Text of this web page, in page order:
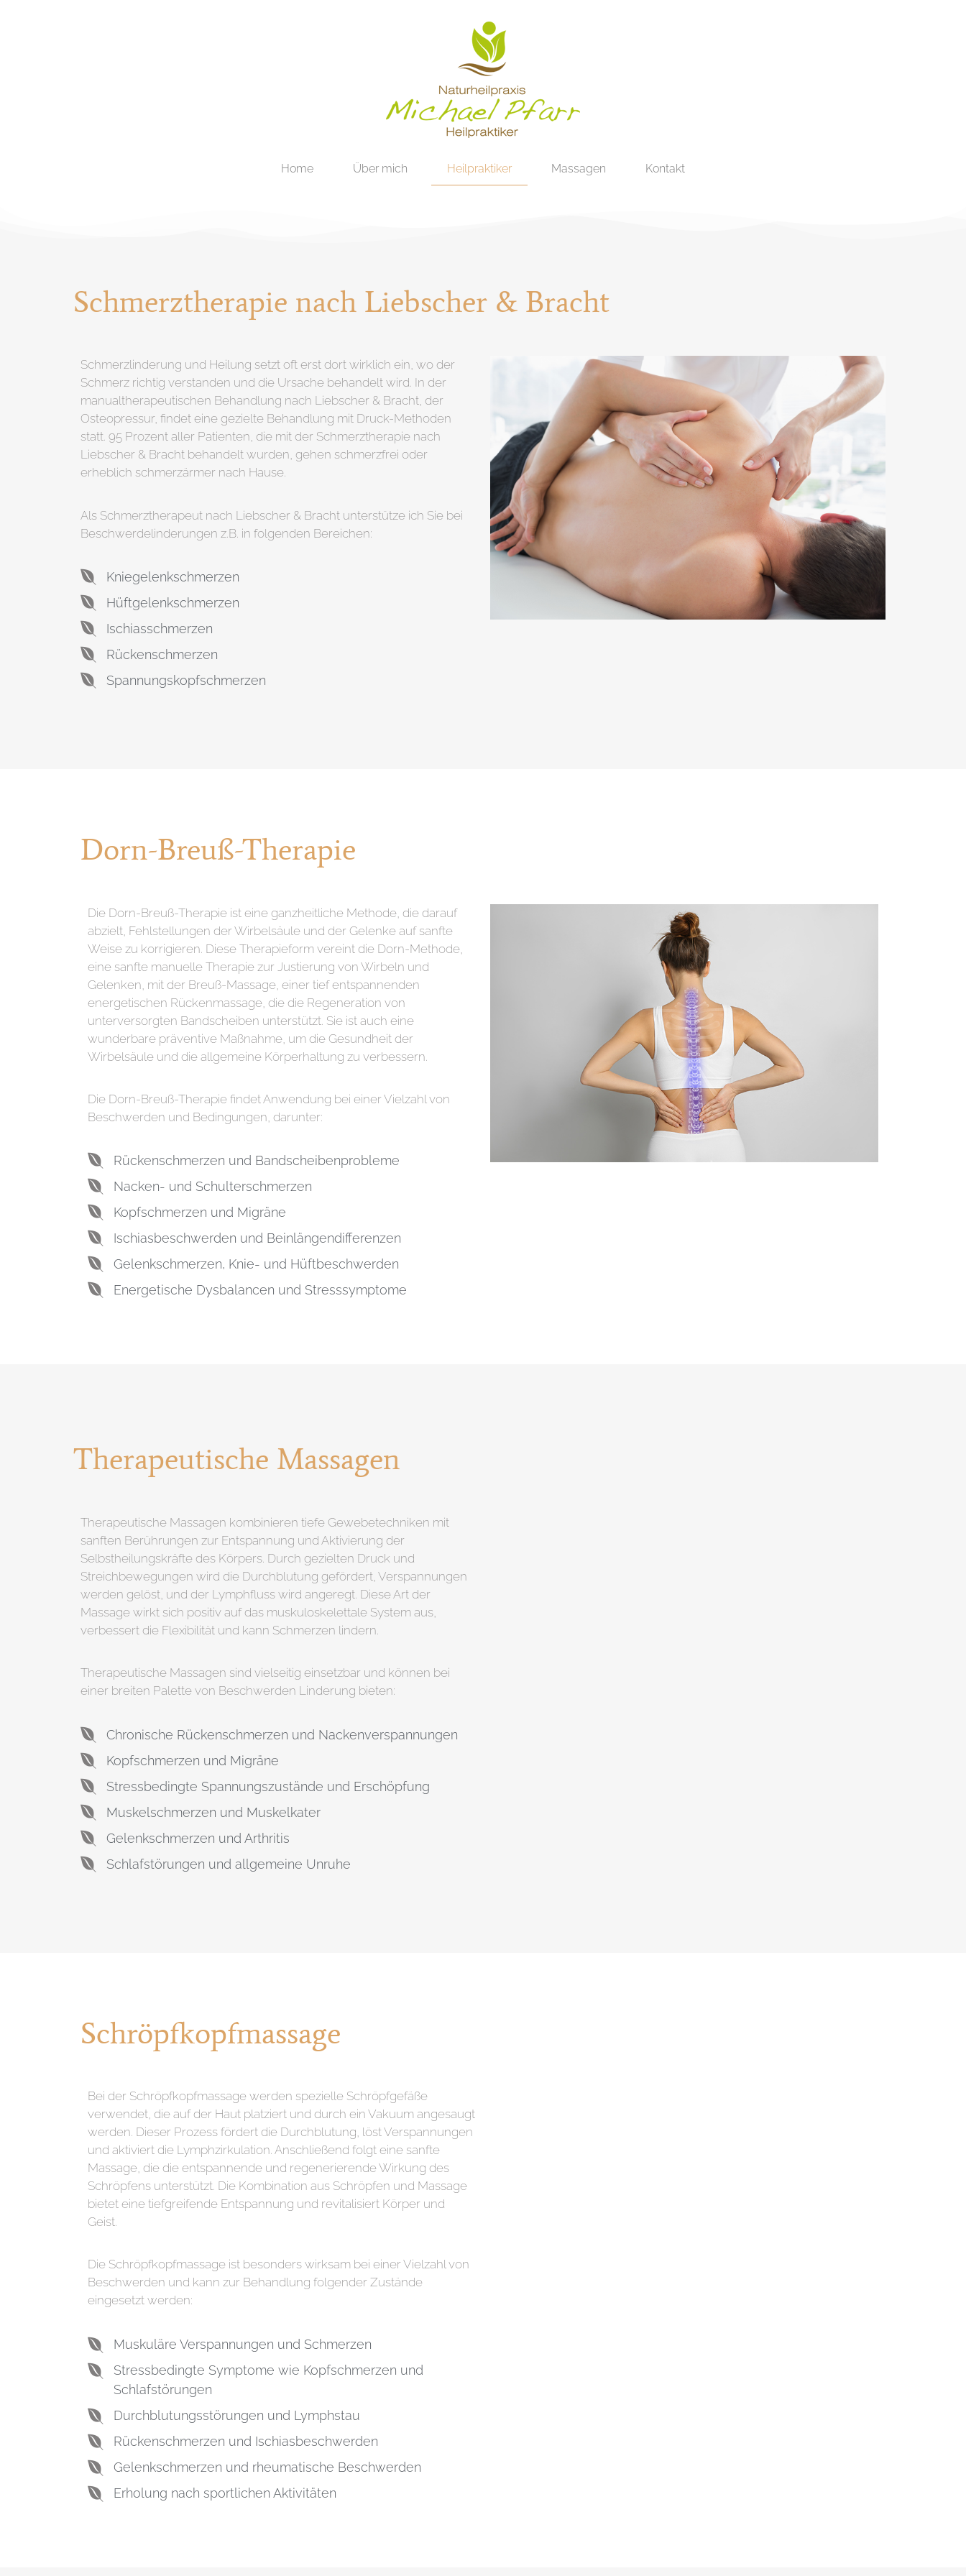
Home Über mich Heilpraktiker Massagen Kontakt
Schmerztherapie nach Liebscher & Bracht
Schmerzlinderung und Heilung setzt oft erst dort wirklich ein, wo der
Schmerz richtig verstanden und die Ursache behandelt wird. In der
manualtherapeutischen Behandlung nach Liebscher & Bracht, der
Osteopressur, findet eine gezielte Behandlung mit Druck-Methoden
statt. 95 Prozent aller Patienten, die mit der Schmerztherapie nach
Liebscher & Bracht behandelt wurden, gehen schmerzfrei oder
erheblich schmerzärmer nach Hause.
Als Schmerztherapeut nach Liebscher & Bracht unterstütze ich Sie bei
Beschwerdelinderungen z.B. in folgenden Bereichen:
Kniegelenkschmerzen
Hüftgelenkschmerzen
Ischiasschmerzen
Rückenschmerzen
Spannungskopfschmerzen
Dorn-Breuß-Therapie
Die Dorn-Breuß-Therapie ist eine ganzheitliche Methode, die darauf
abzielt, Fehlstellungen der Wirbelsäule und der Gelenke auf sanfte
Weise zu korrigieren. Diese Therapieform vereint die Dorn-Methode,
eine sanfte manuelle Therapie zur Justierung von Wirbeln und
Gelenken, mit der Breuß-Massage, einer tief entspannenden
energetischen Rückenmassage, die die Regeneration von
unterversorgten Bandscheiben unterstützt. Sie ist auch eine
wunderbare präventive Maßnahme, um die Gesundheit der
Wirbelsäule und die allgemeine Körperhaltung zu verbessern.
Die Dorn-Breuß-Therapie findet Anwendung bei einer Vielzahl von
Beschwerden und Bedingungen, darunter:
Rückenschmerzen und Bandscheibenprobleme
Nacken- und Schulterschmerzen
Kopfschmerzen und Migräne
Ischiasbeschwerden und Beinlängendifferenzen
Gelenkschmerzen, Knie- und Hüftbeschwerden
Energetische Dysbalancen und Stresssymptome
Therapeutische Massagen
Therapeutische Massagen kombinieren tiefe Gewebetechniken mit
sanften Berührungen zur Entspannung und Aktivierung der
Selbstheilungskräfte des Körpers. Durch gezielten Druck und
Streichbewegungen wird die Durchblutung gefördert, Verspannungen
werden gelöst, und der Lymphfluss wird angeregt. Diese Art der
Massage wirkt sich positiv auf das muskuloskelettale System aus,
verbessert die Flexibilität und kann Schmerzen lindern.
Therapeutische Massagen sind vielseitig einsetzbar und können bei
einer breiten Palette von Beschwerden Linderung bieten:
Chronische Rückenschmerzen und Nackenverspannungen
Kopfschmerzen und Migräne
Stressbedingte Spannungszustände und Erschöpfung
Muskelschmerzen und Muskelkater
Gelenkschmerzen und Arthritis
Schlafstörungen und allgemeine Unruhe
Schröpfkopfmassage
Bei der Schröpfkopfmassage werden spezielle Schröpfgefäße
verwendet, die auf der Haut platziert und durch ein Vakuum angesaugt
werden. Dieser Prozess fördert die Durchblutung, löst Verspannungen
und aktiviert die Lymphzirkulation. Anschließend folgt eine sanfte
Massage, die die entspannende und regenerierende Wirkung des
Schröpfens unterstützt. Die Kombination aus Schröpfen und Massage
bietet eine tiefgreifende Entspannung und revitalisiert Körper und
Geist.
Die Schröpfkopfmassage ist besonders wirksam bei einer Vielzahl von
Beschwerden und kann zur Behandlung folgender Zustände
eingesetzt werden:
Muskuläre Verspannungen und Schmerzen
Stressbedingte Symptome wie Kopfschmerzen und
Schlafstörungen
Durchblutungsstörungen und Lymphstau
Rückenschmerzen und Ischiasbeschwerden
Gelenkschmerzen und rheumatische Beschwerden
Erholung nach sportlichen Aktivitäten